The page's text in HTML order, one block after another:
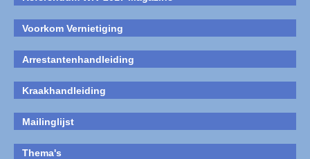
Voorkom Vernietiging
Arrestantenhandleiding
Kraakhandleiding
Mailinglijst
Thema's